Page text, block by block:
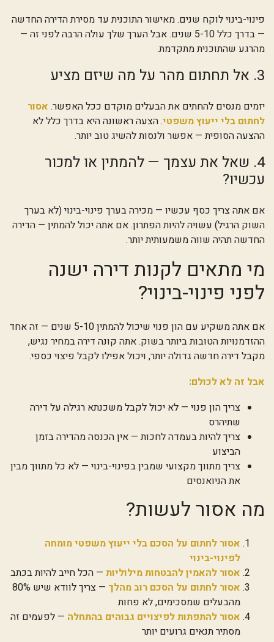
פינוי-בינוי לוקח שנים. מאישור התוכנית עד מסירת הדירה החדשה
— בדרך כלל 5-10 שנים. אבל הערך שלך עולה הרבה לפני זה —
מהרגע שהתוכנית מתקדמת.
3. אל תחתום מהר על מה שיזם מציע
יזמים מנסים להחתים את הבעלים מוקדם ככל האפשר. אסור
לחתום בלי ייעוץ משפטי. הצעה ראשונה היא בדרך כלל לא
ההצעה הסופית — אפשר ולנסות להשיג טוב יותר.
4. שאל את עצמך — להמתין או למכור
עכשיו?
אם אתה צריך כסף עכשיו — מכירה בערך פינוי-בינוי (לא בערך
השוק הרגיל) עשויה להיות הפתרון. אם אתה יכול להמתין — הדירה
החדשה תהיה שווה משמעותית יותר.
מי מתאים לקנות דירה ישנה
לפני פינוי-בינוי?
אם אתה משקיע עם הון פנוי שיכול להמתין 5-10 שנים — זה אחד
ההזדמנויות הטובות ביותר בשוק. אתה קונה דירה במחיר נגיש,
מקבל דירה חדשה גדולה יותר, ויכול אפילו לקבל פיצוי כספי.
אבל זה לא לכולם:
צריך הון פנוי — לא יכול לקבל משכנתא רגילה על דירה
שתיהרס
צריך להיות בעמדה לחכות — אין הכנסה מהדירה בזמן
הביצוע
צריך מתווך מקצועי שמבין בפינוי-בינוי — לא כל מתווך מבין
את הניואנסים
מה אסור לעשות?
אסור לחתום על הסכם בלי ייעוץ משפטי מומחה
לפינוי-בינוי
אסור להאמין להבטחות מילוליות — הכל חייב להיות בכתב
אסור לחתום על הסכם רוב מהלך
— צריך לוודא שיש 80%
מהבעלים שמסכימים, לא פחות
אסור להתפתות לפיצויים גבוהים בהתחלה — לפעמים זה
מסתיר תנאים גרועים יותר